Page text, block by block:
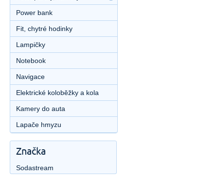
Power bank
Fit, chytré hodinky
Lampičky
Notebook
Navigace
Elektrické koloběžky a kola
Kamery do auta
Lapače hmyzu
Značka
Sodastream